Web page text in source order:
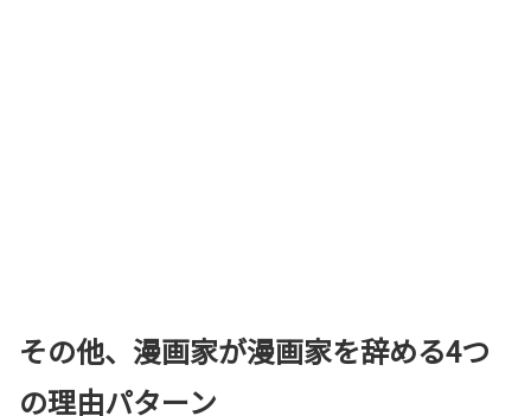
その他、漫画家が漫画家を辞める4つ
の理由パターン